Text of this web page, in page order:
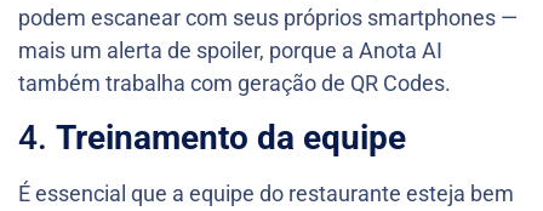
podem escanear com seus próprios smartphones —
mais um alerta de spoiler, porque a Anota AI
também trabalha com geração de QR Codes.
4. Treinamento da equipe
É essencial que a equipe do restaurante esteja bem